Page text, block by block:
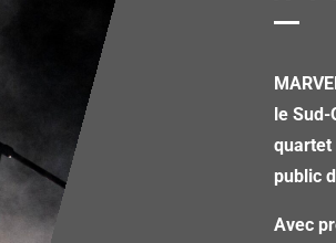
le Sud-
quartet
public
Avec